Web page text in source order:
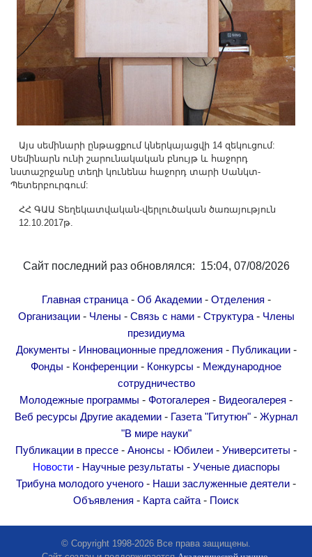
Այս սեմինարի ընթացքում կներկայացվի 14 զեկուցում:
Սեմինարն ունի շարունակական բնույթ և հաջորդ
նստաշրջանը տեղի կունենա հաջորդ տարի Սանկտ-
Պետերբուրգում:
ՀՀ ԳԱԱ Տեղեկատվական-վերլուծական ծառայություն
12.10.2017թ.
Сайт последний раз обновлялся: 15:04, 07/08/2026
Главная страница- Об Академии- Отделения -
Организации- Члены - Связь с нами- Структура- Члены
президиума
Документы - Инновационные предложения - Публикации-
Фонды - Конференции - Конкурсы - Международное
сотрудничество
Молодежные программы - Фотогалерея - Видеогалерея -
Веб ресурсы Другие академии- Газета "Гитутюн"- Журнал
"В мире науки"
Публикации в прессе - Анонсы - Юбилеи - Университеты -
Новости- Научные результаты - Ученые диаспоры
Трибуна молодого ученого - Наши заслуженные деятели -
Объявления - Карта сайта - Поиск
© Copyright 1998-2026 Все права защищены.